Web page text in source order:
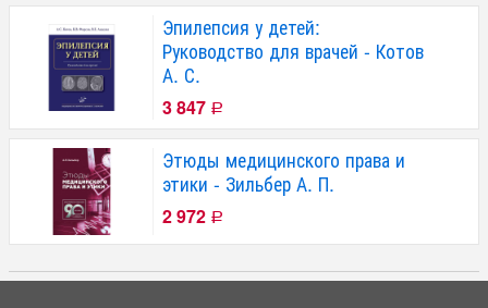
Эпилепсия у детей:
Руководство для врачей - Котов
А. С.
3 847 Р
Этюды медицинского права и
этики - Зильбер А. П.
2 972 Р